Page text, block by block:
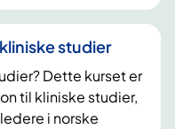
studier
Dette kurset er
til kliniske studier,
i norske